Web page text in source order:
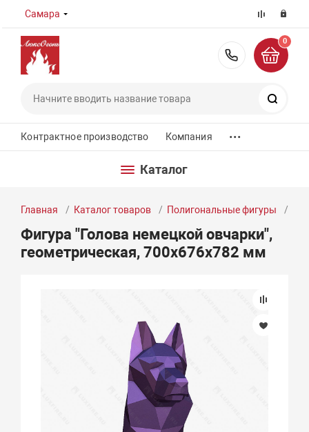
Самара
8 (800)
0
Контрактное производство Компания ...
Каталог
Главная Каталог товаров Полигональные фигуры
Фигура "Голова немецкой овчарки",
геометрическая, 700х676х782 мм